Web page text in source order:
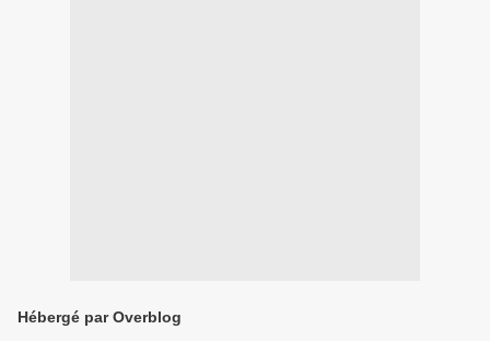
Hébergé par Overblog